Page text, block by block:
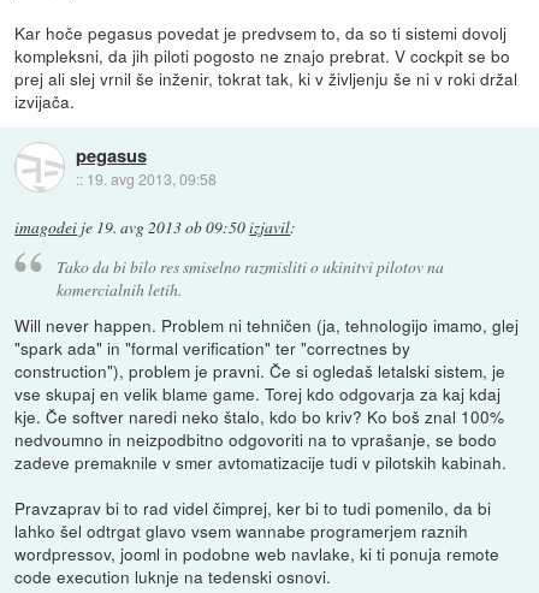
Kar hoče pegasus povedat je predvsem to, da so ti sistemi dovolj
kompleksni, da jih piloti pogosto ne znajo prebrat. V cockpit se bo
prej ali slej vrnil še inženir, tokrat tak, ki v življenju še ni v roki držal
izvijača.
pegasus
:: 19. avg 2013, 09:58
imagodei je 19. avg 2013 ob 09:50izjavil:
Tako da bi bilo res smiselno razmisliti o ukinitvi pilotov na
komercialnih letih.
Will never happen. Problem ni tehničen (ja, tehnologijo imamo, glej
"spark ada" in "formal verification" ter "correctnes by
construction"), problem je pravni. Če si ogledaš letalski sistem, je
vse skupaj en velik blame game. Torej kdo odgovarja za kaj kdaj
kje. Če softver naredi neko štalo, kdo bo kriv? Ko boš znal 100%
nedvoumno in neizpodbitno odgovoriti na to vprašanje, se bodo
zadeve premaknile v smer avtomatizacije tudi v pilotskih kabinah.
Pravzaprav bi to rad videl čimprej, ker bi to tudi pomenilo, da bi
lahko šel odtrgat glavo vsem wannabe programerjem raznih
wordpressov, jooml in podobne web navlake, ki ti ponuja remote
code execution luknje na tedenski osnovi.